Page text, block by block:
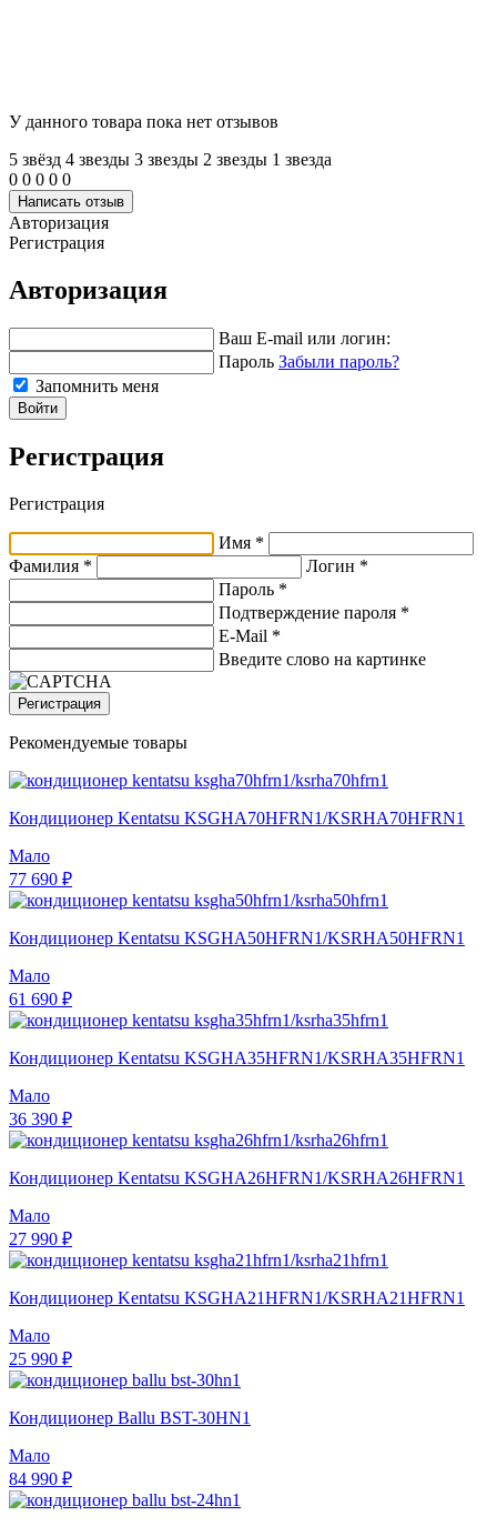
У данного товара пока нет отзывов
5 звёзд 4 звeзды 3 звeзды 2 звeзды 1 звeзда
0 0 0 0 0
Написать отзыв
Авторизация
Регистрация
Авторизация
Ваш E-mail или логин:
Пароль Забыли пароль?
Запомнить меня
Войти
Регистрация
Регистрация
Имя *
Фамилия *
Логин *
Пароль *
Подтверждение пароля *
E-Mail *
Введите слово на картинке
Регистрация
Рекомендуемые товары
Кондиционер Kentatsu KSGHA70HFRN1/KSRHA70HFRN1
Мало
77 690 ₽
Кондиционер Kentatsu KSGHA50HFRN1/KSRHA50HFRN1
Мало
61 690 ₽
Кондиционер Kentatsu KSGHA35HFRN1/KSRHA35HFRN1
Мало
36 390 ₽
Кондиционер Kentatsu KSGHA26HFRN1/KSRHA26HFRN1
Мало
27 990 ₽
Кондиционер Kentatsu KSGHA21HFRN1/KSRHA21HFRN1
Мало
25 990 ₽
Кондиционер Ballu BST-30HN1
Мало
84 990 ₽